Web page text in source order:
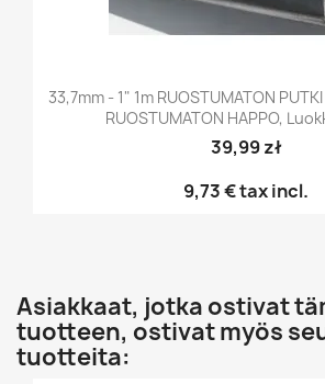
33,7mm - 1" 1m RUOSTUMATON
RUOSTUMATON HAPPO,
39,99 zł
9,73 €tax incl.
Asiakkaat, jotka ostivat
tuotteen, ostivat myös
tuotteita: